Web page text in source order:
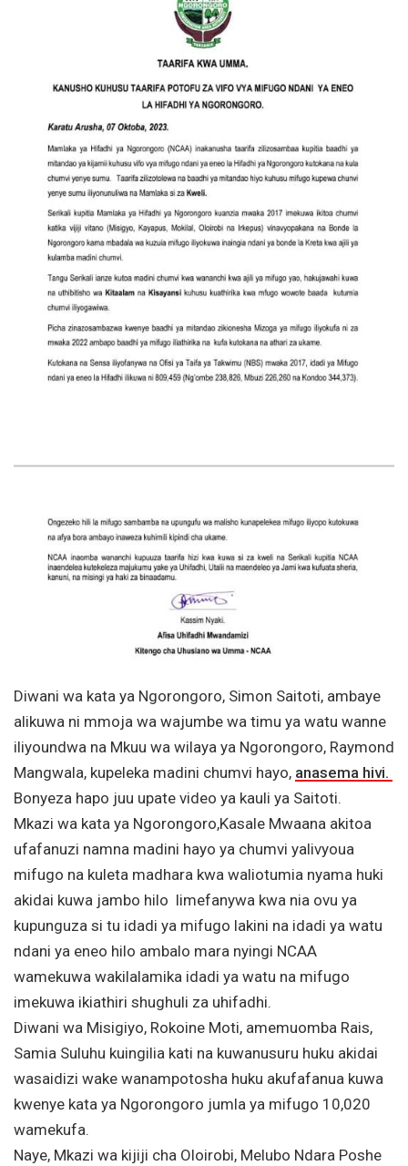
Diwani wa kata ya Ngorongoro, Simon Saitoti, ambaye
alikuwa ni mmoja wa wajumbe wa timu ya watu wanne
iliyoundwa na Mkuu wa wilaya ya Ngorongoro, Raymond
Mangwala, kupeleka madini chumvi hayo, anasema hivi.
Bonyeza hapo juu upate video ya kauli ya Saitoti.
Mkazi wa kata ya Ngorongoro,Kasale Mwaana akitoa
ufafanuzi namna madini hayo ya chumvi yalivyoua
mifugo na kuleta madhara kwa waliotumia nyama huki
akidai kuwa jambo hilo limefanywa kwa nia ovu ya
kupunguza si tu idadi ya mifugo lakini na idadi ya watu
ndani ya eneo hilo ambalo mara nyingi NCAA
wamekuwa wakilalamika idadi ya watu na mifugo
imekuwa ikiathiri shughuli za uhifadhi.
Diwani wa Misigiyo, Rokoine Moti, amemuomba Rais,
Samia Suluhu kuingilia kati na kuwanusuru huku akidai
wasaidizi wake wanampotosha huku akufafanua kuwa
kwenye kata ya Ngorongoro jumla ya mifugo 10,020
wamekufa.
Naye, Mkazi wa kijiji cha Oloirobi, Melubo Ndara Poshe